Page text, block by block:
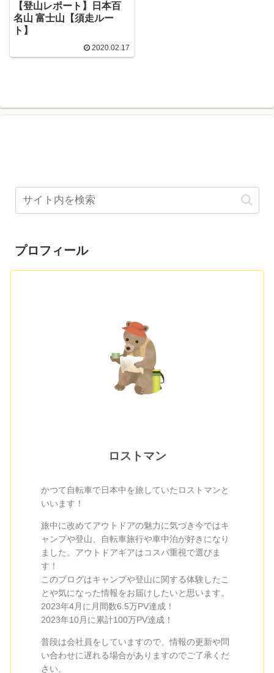
【登山レポート】日本百
名山 富士山【須走ルー
ト】
2020.02.17
プロフィール
ロストマン
かつて自転車で日本中を旅していたロストマンと
いいます！
旅中に改めてアウトドアの魅力に気づき今ではキ
ャンプや登山、自転車旅行や車中泊が好きになり
ました。アウトドアギアはコスパ重視で選びま
す！
このブログはキャンプや登山に関する体験したこ
とや気になった情報をお届けしたいと思います。
2023年4月に月間数6.5万PV達成！
2023年10月に累計100万PV達成！
普段は会社員をしていますので、情報の更新や問
い合わせに遅れる場合がありますのでご了承くだ
さい。